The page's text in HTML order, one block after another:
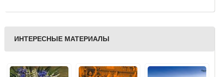
ИНТЕРЕСНЫЕ МАТЕРИАЛЫ